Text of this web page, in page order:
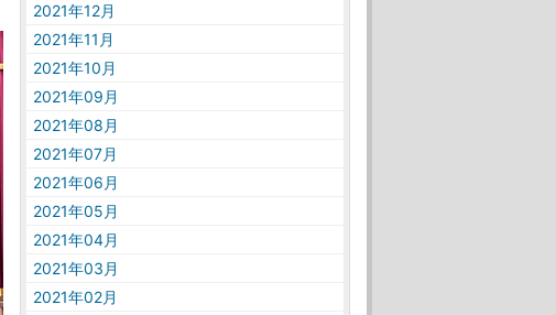
2021年12月
2021年11月
2021年10月
2021年09月
2021年08月
2021年07月
2021年06月
2021年05月
2021年04月
2021年03月
2021年02月